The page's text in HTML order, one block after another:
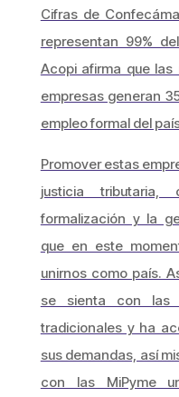
Cifras de
representan 99%
Acopi afirma que
empresas generan
empleo formal del
Promover estas
justicia
formalización y la
que en este
unirnos como país.
se sienta con las
tradicionales y ha
sus demandas, así
con las MiPyme